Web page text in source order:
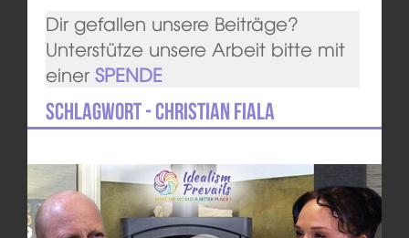
Dir gefallen unsere Beiträge?
Unterstütze unsere Arbeit bitte mit
einer SPENDE
Schlagwort - Christian Fiala